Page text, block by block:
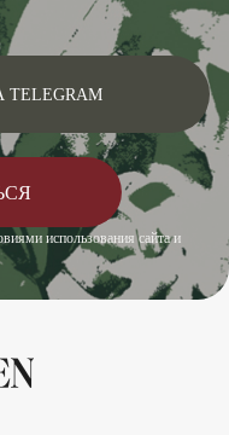
использования сайта и